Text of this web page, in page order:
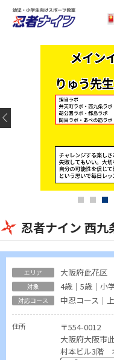
忍者ナイン 西九
大阪府此花区
4歳｜5歳｜小
中忍コース｜
住所
〒554-0012
大阪府大阪市
村本ビル3階